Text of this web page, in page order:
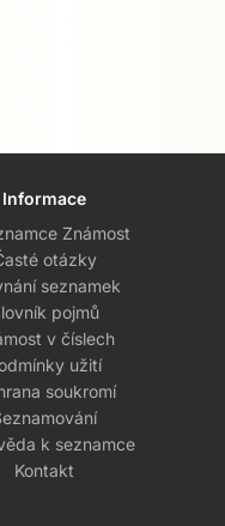
Informace
Známost
otázky
seznamek
pojmů
v číslech
užití
soukromí
k seznamce
Kontakt